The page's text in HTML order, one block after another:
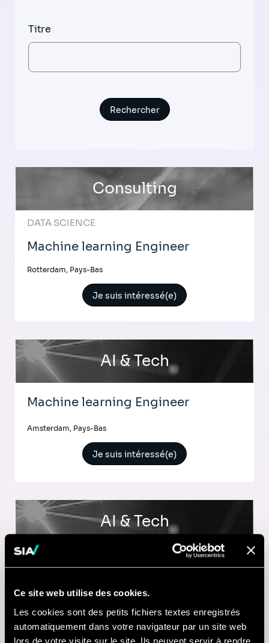
Ce site web utilise des cookies.
Les cookies sont des petits fichiers textes enregistrés
automatiquement dans votre navigateur par un site web
lors de votre visite sur le site. Ils peuvent servir à rendre
Titre
Consulting
DATA SCIENCE
Machine learning Engineer
Rotterdam, Pays-Bas
Je suis intéressé(e)
AI & Tech
Machine learning Engineer
Amsterdam, Pays-Bas
Je suis intéressé(e)
AI & Tech
Data Analytics Consultant
Amsterdam, Pays-Bas
Je suis intéressé(e)